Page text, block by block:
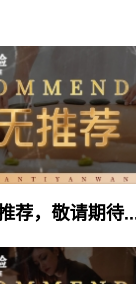
荐，敬请期待